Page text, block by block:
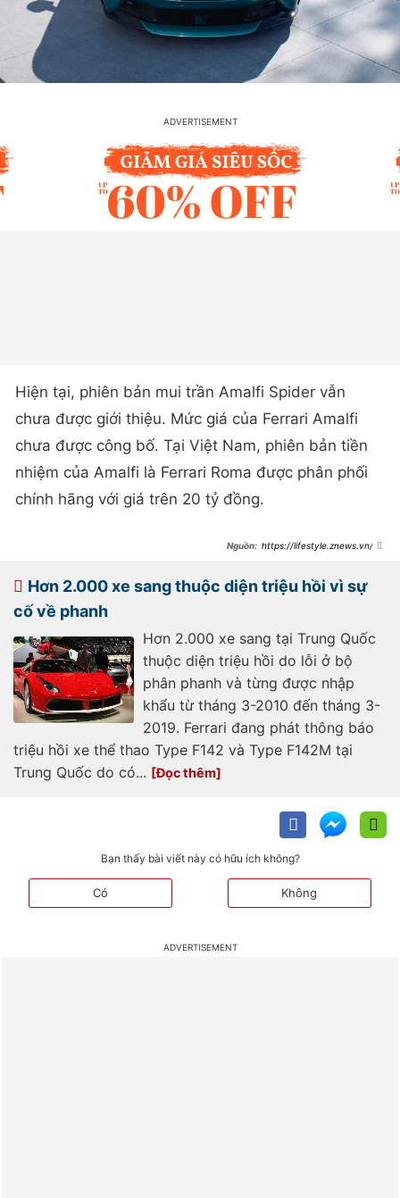
Hiện tại, phiên bản mui trần Amalfi Spider vẫn
chưa được giới thiệu. Mức giá của Ferrari Amalfi
chưa được công bố. Tại Việt Nam, phiên bản tiền
nhiệm của Amalfi là Ferrari Roma được phân phối
chính hãng với giá trên 20 tỷ đồng.
https://lifestyle.znews.vn/fer
Hơn 2.000 xe sang thuộc diện triệu hồi vì sự
cố về phanh
Hơn 2.000 xe sang tại Trung Quốc
thuộc diện triệu hồi do lỗi ở bộ
phân phanh và từng được nhập
khẩu từ tháng 3-2010 đến tháng 3-
2019. Ferrari đang phát thông báo
triệu hồi xe thể thao Type F142 và Type F142M tại
Trung Quốc do có...
Bạn thấy bài viết này có hữu ích không?
Có Không